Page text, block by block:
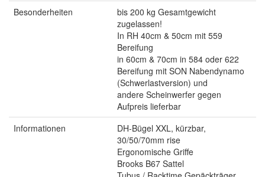
Besonderheiten
bis 200 kg Gesamtgewicht
zugelassen!
In RH 40cm & 50cm mit 559
Bereifung
in 60cm & 70cm in 584 oder 622
Bereifung mit SON Nabendynamo
(Schwerlastversion) und
andere Scheinwerfer gegen
Aufpreis lieferbar
Informationen
DH-Bügel XXL, kürzbar,
30/50/70mm rise
Ergonomische Griffe
Brooks B67 Sattel